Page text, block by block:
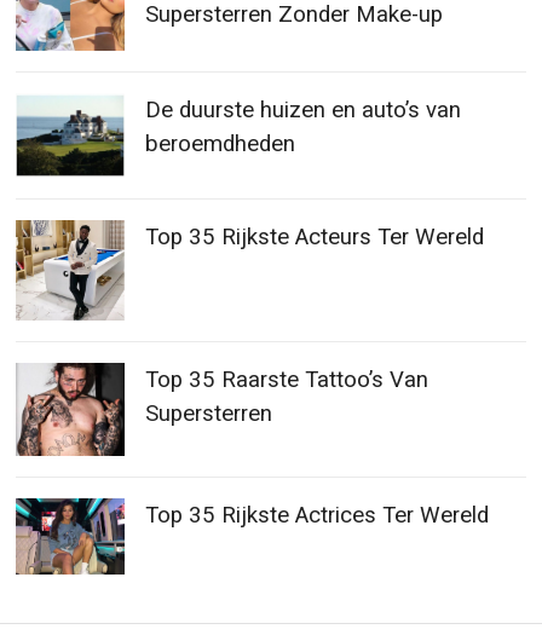
Supersterren Zonder Make-up
De duurste huizen en auto’s van
beroemdheden
Top 35 Rijkste Acteurs Ter Wereld
Top 35 Raarste Tattoo’s Van
Supersterren
Top 35 Rijkste Actrices Ter Wereld